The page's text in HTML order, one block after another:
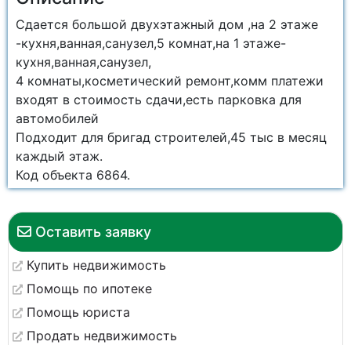
Оставить заявку
Купить недвижимость
Помощь по ипотеке
Помощь юриста
Продать недвижимость
Сдается большой двухэтажный дом ,на 2 этаже
-кухня,ванная,санузел,5 комнат,на 1 этаже-
кухня,ванная,санузел,
4 комнаты,косметический ремонт,комм платежи
входят в стоимость сдачи,есть парковка для
автомобилей
Подходит для бригад строителей,45 тыс в месяц
каждый этаж.
Код объекта 6864.